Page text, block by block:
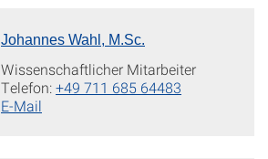
Johannes Wahl, M.Sc.
Wissenschaftlicher Mitarbeiter
Telefon:+49 711 685 64483
E-Mail